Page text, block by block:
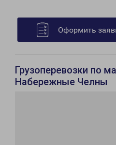
Оформить
Грузоперевозки по
Набережные Челны